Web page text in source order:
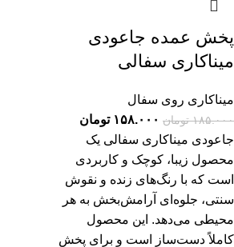
پخش عمده جاعودی
میناکاری سفالی
میناکاری روی سفال
۱۸۵.۰۰۰ تومان ۱۵۸.۰۰۰ تومان
جاعودی میناکاری سفالی یک
محصول زیبا، کوچک و کاربردی
است که با رنگ‌های زنده و نقوش
سنتی، جلوه‌ای آرامش‌بخش به هر
محیطی می‌دهد. این محصول
کاملاً دست‌ساز است و برای پخش